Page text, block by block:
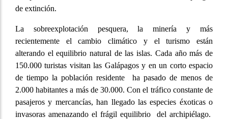
de extinción.
La sobreexplotación pesquera, la minería y más
recientemente el cambio climático y el turismo están
alterando el equilibrio natural de las islas. Cada año más de
150.000 turistas visitan las Galápagos y en un corto espacio
de tiempo la población residente ha pasado de menos de
2.000 habitantes a más de 30.000. Con el tráfico constante de
pasajeros y mercancías, han llegado las especies éxoticas o
invasoras amenazando el frágil equilibrio del archipiélago.